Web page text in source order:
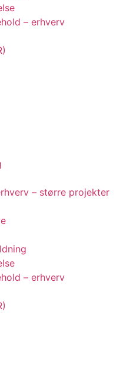
– erhverv
– større projekter
– erhverv